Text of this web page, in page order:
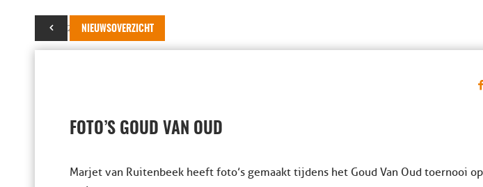
NIEUWSOVERZICHT
10 mei 2013
FOTO’S GOUD VAN OUD
Marjet van Ruitenbeek heeft foto’s gemaakt tijdens het Goud Van Oud toernooi